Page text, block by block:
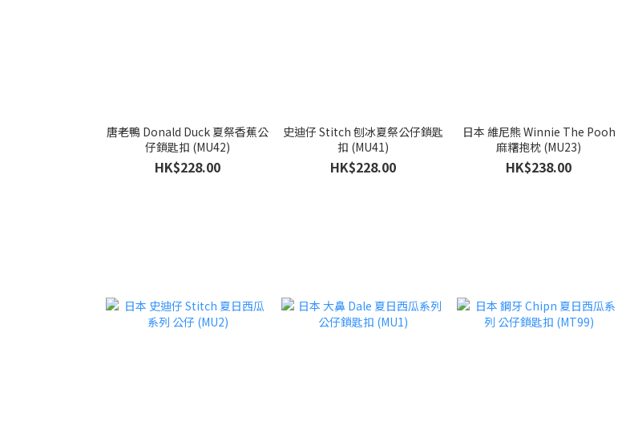
唐老鴨 Donald Duck 夏祭香蕉公
仔鎖匙扣 (MU42)
HK$228.00
史迪仔 Stitch 刨冰夏祭公仔鎖匙
扣 (MU41)
HK$228.00
日本 維尼熊 Winnie The Pooh
麻糬抱枕 (MU23)
HK$238.00